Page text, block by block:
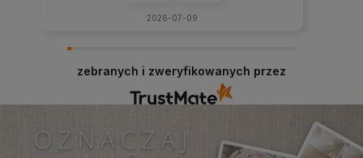
2026-07-09
zebranych i zweryfikowanych przez